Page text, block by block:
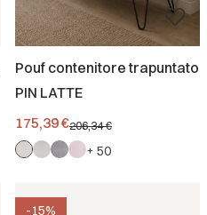
Pouf contenitore trapuntato
PIN LATTE
Prezzo promozionale
175,39 €206,34 €
+ 50
-15%